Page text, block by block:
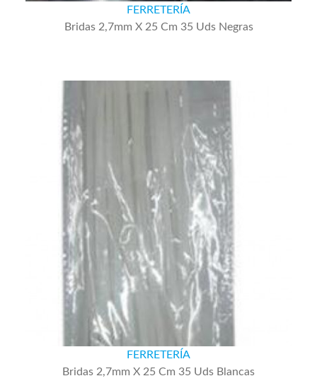
FERRETERÍA
Bridas 2,7mm X 25 Cm 35 Uds Negras
FERRETERÍA
Bridas 2,7mm X 25 Cm 35 Uds Blancas